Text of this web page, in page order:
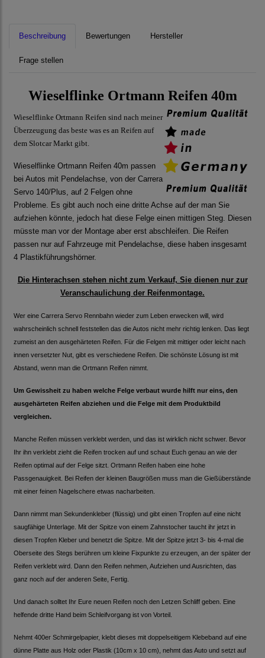
Beschreibung Bewertungen Hersteller
Frage stellen
Wieselflinke Ortmann Reifen 40m
Wieselflinke Ortmann Reifen sind nach meiner
Überzeugung das beste was es an Reifen auf
dem Slotcar Markt gibt.
Wieselflinke Ortmann Reifen 40m passen
bei Autos mit Pendelachse, von der Carrera
Servo 140/Plus, auf 2 Felgen ohne
Probleme. Es gibt auch noch eine dritte Achse auf der man Sie
aufziehen könnte, jedoch hat diese Felge einen mittigen Steg. Diesen
müsste man vor der Montage aber erst abschleifen. Die Reifen
passen nur auf Fahrzeuge mit Pendelachse, diese haben insgesamt
4 Plastikführungshörner.
Die Hinterachsen stehen nicht zum Verkauf, Sie dienen nur zur
Veranschaulichung der Reifenmontage.
Wer eine Carrera Servo Rennbahn wieder zum Leben erwecken will, wird
wahrscheinlich schnell feststellen das die Autos nicht mehr richtig lenken. Das liegt
zumeist an den ausgehärteten Reifen. Für die Felgen mit mittiger oder leicht nach
innen versetzter Nut, gibt es verschiedene Reifen. Die schönste Lösung ist mit
Abstand, wenn man die Ortmann Reifen nimmt.
Um Gewissheit zu haben welche Felge verbaut wurde hilft nur eins, den
ausgehärteten Reifen abziehen und die Felge mit dem Produktbild
vergleichen.
Manche Reifen müssen verklebt werden, und das ist wirklich nicht schwer. Bevor
Ihr ihn verklebt zieht die Reifen trocken auf und schaut Euch genau an wie der
Reifen optimal auf der Felge sitzt. Ortmann Reifen haben eine hohe
Passgenauigkeit. Bei Reifen der kleinen Baugrößen muss man die Gießüberstände
mit einer feinen Nagelschere etwas nacharbeiten.
Dann nimmt man Sekundenkleber (flüssig) und gibt einen Tropfen auf eine nicht
saugfähige Unterlage. Mit der Spitze von einem Zahnstocher taucht ihr jetzt in
diesen Tropfen Kleber und benetzt die Spitze. Mit der Spitze jetzt 3- bis 4-mal die
Oberseite des Stegs berühren um kleine Fixpunkte zu erzeugen, an der später der
Reifen verklebt wird. Dann den Reifen nehmen, Aufziehen und Ausrichten, das
ganz noch auf der anderen Seite, Fertig.
Und danach solltet Ihr Eure neuen Reifen noch den Letzen Schliff geben. Eine
helfende dritte Hand beim Schleifvorgang ist von Vorteil.
Nehmt 400er Schmirgelpapier, klebt dieses mit doppelseitigem Klebeband auf eine
dünne Platte aus Holz oder Plastik (10cm x 10 cm), nehmt das Auto und setzt auf